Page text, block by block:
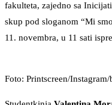
fakulteta, zajedno sa
skup pod sloganom “Mi
11. novembra, u 11 sati
Foto: Printscreen/